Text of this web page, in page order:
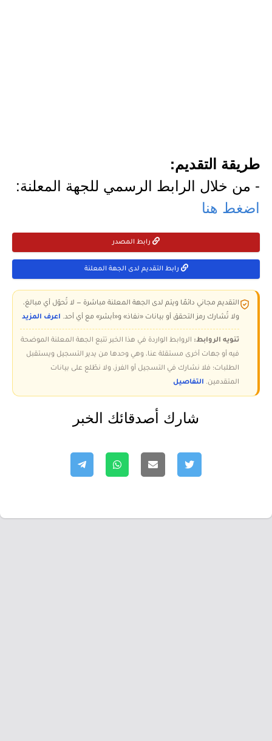
طريقة التقديم:
- من خلال الرابط الرسمي للجهة المعلنة:
اضغط هنا
رابط المصدر
رابط التقديم لدى الجهة المعلنة
التقديم مجاني دائمًا ويتم لدى الجهة المعلنة مباشرة — لا تُحوّل أي مبالغ،
ولا تُشارك رمز التحقق أو بيانات «نفاذ» و«أبشر» مع أي أحد. اعرف المزيد
تنويه الروابط: الروابط الواردة في هذا الخبر تتبع الجهة المعلنة الموضحة
فيه أو جهات أخرى مستقلة عنا، وهي وحدها من يدير التسجيل ويستقبل
الطلبات؛ فلا نشارك في التسجيل أو الفرز، ولا نطّلع على بيانات
المتقدمين. التفاصيل
شارك أصدقائك الخبر